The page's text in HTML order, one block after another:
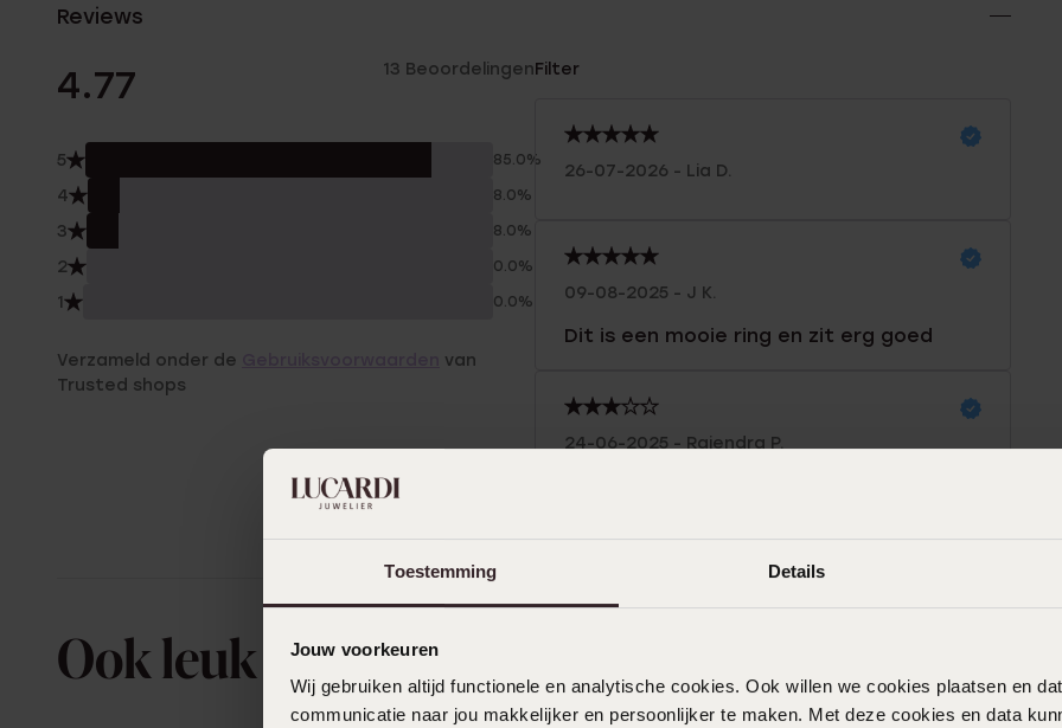
Toestemming Details
Jouw voorkeuren
Wij gebruiken altijd functionele en analytische cookies. Ook willen we cookies plaatsen en
communicatie naar jou makkelijker en persoonlijker te maken. Met deze cookies en data
Reviews
4.77 13 Beoordelingen
5 85.0%
4 8.0%
3 8.0%
2 0.0%
1 0.0%
Verzameld onder de
van
Trusted shops
Filter
26-07-2026 - Lia D.
09-08-2025 - J K.
Dit is een mooie ring en zit erg goed
24-06-2025 - Rajendra P.
Ook leuk voor jou